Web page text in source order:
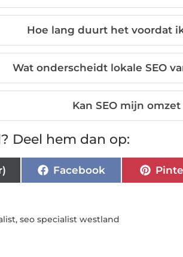
Hoe lang duurt het voordat
Wat onderscheidt lokale SEO
Kan SEO mijn
Deel hem dan op:
Facebook
, seo specialist westland